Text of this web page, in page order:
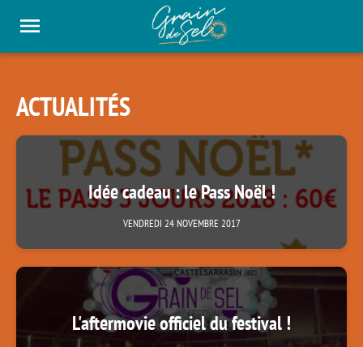
ACTUALITÉS
Idée cadeau : le Pass Noël !
VENDREDI 24 NOVEMBRE 2017
L'aftermovie officiel du festival !